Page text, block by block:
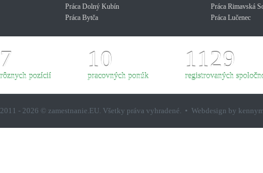
Práca Dolný Kubín
Práca Bytča
Práca Rimavská
Práca Lučenec
7
rôznych pozícií
10
pracovných ponúk
1129
registrovaných
2011 - 2026 © zamestnanie.EU. Všetky práva vyhradené. • Webdesign by